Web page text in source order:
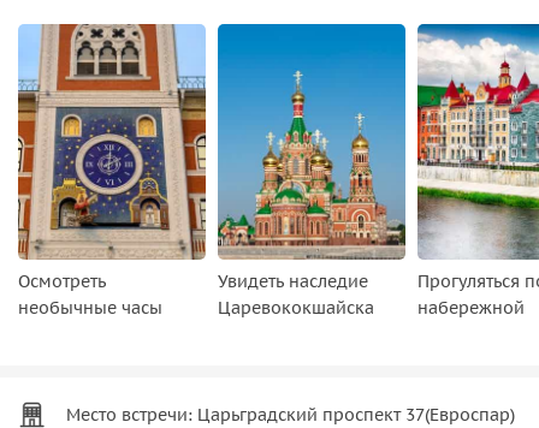
Осмотреть
необычные часы
Увидеть наследие
Царевококшайска
Прогуляться
набережной
Место встречи: Царьградский проспект 37(Евроспар)